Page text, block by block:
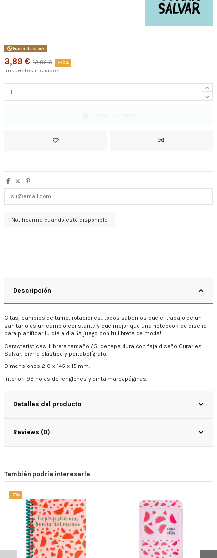
Fuera de stock
3,89 € 12,95 € -70%
Impuestos incluidos
Descripción
Citas, cambios de turno, rotaciones.. todos sabemos que el trabajo de un
sanitario es un cambio constante y que mejor que una notebook de diseño
para planificar tu día a día ¡A juego con tu libreta de moda!
Características: Libreta tamaño A5 de tapa dura con faja diseño Curar es
Salvar, cierre elástico y portabolígrafo.
Dimensiones 210 x 145 x 15 mm.
Interior: 96 hojas de renglones y cinta marcapáginas.
Detalles del producto
Reviews (0)
También podría interesarle
-70%